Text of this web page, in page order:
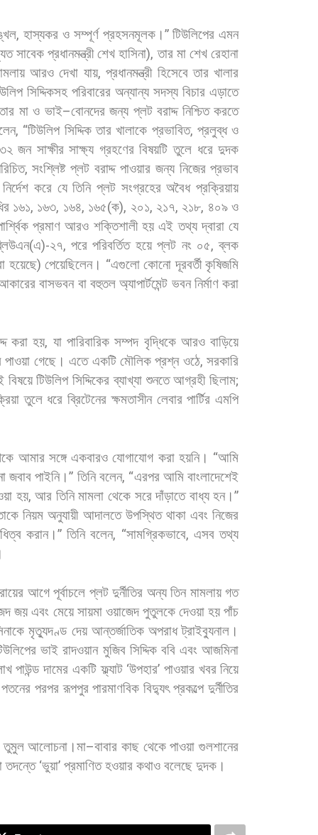
,হাস্যকর ও সম্পূর্ণ প্রহসনমূলক।”টিউলিপের এমন
সাবেক প্রধানমন্ত্রী শেখ হাসিনা),তার মা শেখ রেহানা
আরও দেখা যায়,প্রধানমন্ত্রী হিসেবে তার খালার
সিদ্দিকসহ পরিবারের অন্যান্য সদস্য বিচার এড়াতে
মা ও ভাই–বোনদের জন্য প্লট বরাদ্দ নিশ্চিত করতে
, “টিউলিপ সিদ্দিক তার খালাকে প্রভাবিত, প্রলুব্ধ ও
৩২ জন সাক্ষীর সাক্ষ্য গ্রহণের বিষয়টি তুলে ধরে দুদক
,সংশ্লিষ্ট প্লট বরাদ্দ পাওয়ার জন্য নিজের প্রভাব
নির্দেশ করে যে তিনি প্লট সংগ্রহের অবৈধ প্রক্রিয়ায়
১৬১, ১৬৩, ১৬৪, ১৬৫(ক), ২০১, ২১৭, ২১৮, ৪০৯ ও
প্রমাণ আরও শক্তিশালী হয় এই তথ্য দ্বারা যে
(এ)-২৭, পরে পরিবর্তিত হয়ে প্লট নং ০৫,ব্লক
হয়েছে)পেয়েছিলেন। “এগুলো কোনো দূরবর্তী কৃষিজমি
বাসভবন বা বহুতল অ্যাপার্টমেন্ট ভবন নির্মাণ করা
করা হয়, যা পারিবারিক সম্পদ বৃদ্ধিকে আরও বাড়িয়ে
পাওয়া গেছে। এতে একটি মৌলিক প্রশ্ন ওঠে,সরকারি
বিষয়ে টিউলিপ সিদ্দিকের ব্যাখ্যা শুনতে আগ্রহী ছিলাম;
তুলে ধরে ব্রিটেনের ক্ষমতাসীন লেবার পার্টির এমপি
আমার সঙ্গে একবারও যোগাযোগ করা হয়নি। “আমি
জবাব পাইনি।” তিনি বলেন, “এরপর আমি বাংলাদেশেই
হয়,আর তিনি মামলা থেকে সরে দাঁড়াতে বাধ্য হন।”
নিয়ম অনুযায়ী আদালতে উপস্থিত থাকা এবং নিজের
করান।”তিনি বলেন, “সামগ্রিকভাবে, এসব তথ্য
রায়ের আগে পূর্বাচলে প্লট দুর্নীতির অন্য তিন মামলায় গত
জয় এবং মেয়ে সায়মা ওয়াজেদ পুতুলকে দেওয়া হয় পাঁচ
মৃত্যুদণ্ড দেয় আন্তর্জাতিক অপরাধ ট্রাইব্যুনাল।
ভাই রাদওয়ান মুজিব সিদ্দিক ববি এবং আজমিনা
পাউন্ড দামের একটি ফ্ল্যাট‘উপহার’ পাওয়ার খবর নিয়ে
পতনের পরপর রূপপুর পারমাণবিক বিদ্যুৎ প্রকল্পে দুর্নীতির
তুমুল আলোচনা।মা–বাবার কাছ থেকে পাওয়া গুলশানের
তদন্তে‘ভুয়া’ প্রমাণিত হওয়ার কথাও বলেছে দুদক।